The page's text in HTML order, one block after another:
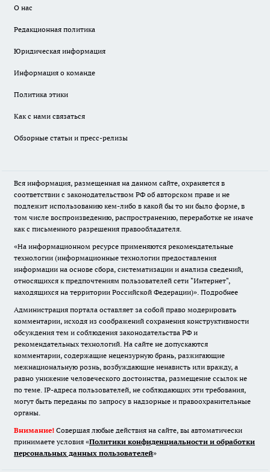
О нас
Редакционная политика
Юридическая информация
Информация о команде
Политика этики
Как с нами связаться
Обзорные статьи и пресс-релизы
Вся информация, размещенная на данном сайте, охраняется в
соответствии с законодательством РФ об авторском праве и не
подлежит использованию кем-либо в какой бы то ни было форме, в
том числе воспроизведению, распространению, переработке не иначе
как с письменного разрешения правообладателя.
«На информационном ресурсе применяются рекомендательные
технологии (информационные технологии предоставления
информации на основе сбора, систематизации и анализа сведений,
относящихся к предпочтениям пользователей сети "Интернет",
находящихся на территории Российской Федерации)». Подробнее
Администрация портала оставляет за собой право модерировать
комментарии, исходя из соображений сохранения конструктивности
обсуждения тем и соблюдения законодательства РФ и
рекомендательных технологий. На сайте не допускаются
комментарии, содержащие нецензурную брань, разжигающие
межнациональную рознь, возбуждающие ненависть или вражду, а
равно унижение человеческого достоинства, размещение ссылок не
по теме. IP-адреса пользователей, не соблюдающих эти требования,
могут быть переданы по запросу в надзорные и правоохранительные
органы.
Внимание! Совершая любые действия на сайте, вы автоматически
принимаете условия «Политики конфиденциальности и обработки
персональных данных пользователей»